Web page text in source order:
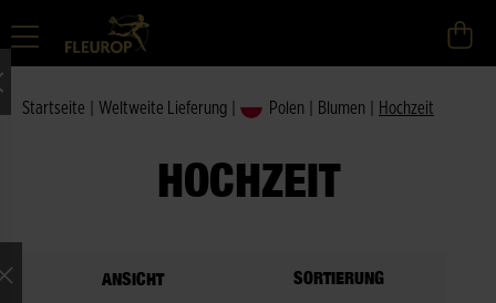
Startseite Weltweite Lieferung Polen Blumen Hochzeit
HOCHZEIT
ANSICHT SORTIERUNG